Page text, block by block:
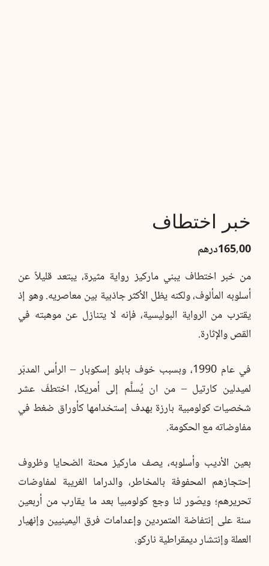
خبر اختطاف
165,00درهم
من خبر اختطاف يبني ماركيز رواية مثيرة، يبتعد قليلاً عن
أسلوبه المألوف، ولكنه يظل الأكثر جاذبية بين معاصريه. وهو إذ
يقترب من الرواية البوليسية، فإنه لا يتنازل عن موهبته في
القص والإثارة.
في عام 1990، وبسبب خوف بابلو إسكوبار – الرأس المدبّر
لميدلين كارتيل – من ان يُسلَّم إلى أمريكا، اختطفَ عشر
شخصيات كولومبية بارزة بهدف إستخدامها كأوراق ضغط في
مفاوضاته مع الحكومة.
بعين الأديب وأسلوبه، يصف ماركيز محنة الضحايا وظروف
إحتجازهم المحفوفة بالمخاطر، والدراما الغريبة لمفاوضات
تحريرهم؛ ويصّور لنا وجع كولومبيا بعد ما يقارب من أربعين
سنة على إنتفاضة المتمردين وإعدامات فرق اليمينيين وإنهيار
العملة وإنتشار ديمقراطية ناركو.